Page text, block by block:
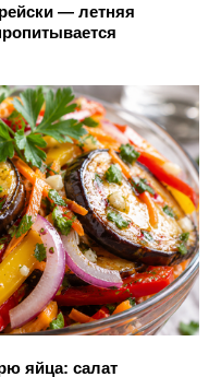
— летняя
яйца: салат